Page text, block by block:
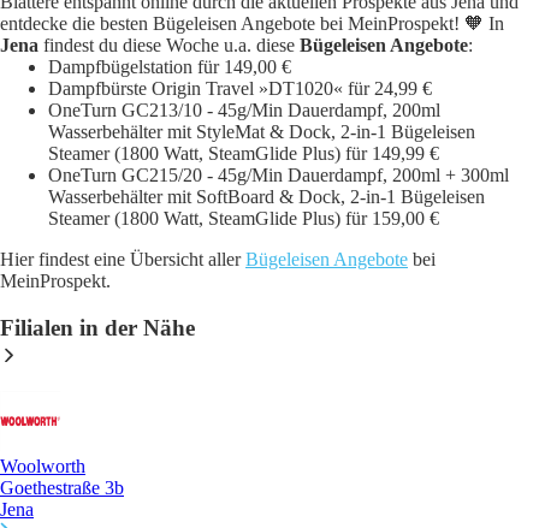
entdecke die besten Bügeleisen Angebote bei MeinProspekt! 🧡 In
Jena findest du diese Woche u.a. diese Bügeleisen Angebote:
Dampfbügelstation für 149,00 €
Dampfbürste Origin Travel »DT1020« für 24,99 €
OneTurn GC213/10 - 45g/Min Dauerdampf, 200ml
Wasserbehälter mit StyleMat & Dock, 2-in-1 Bügeleisen
Steamer (1800 Watt, SteamGlide Plus) für 149,99 €
OneTurn GC215/20 - 45g/Min Dauerdampf, 200ml + 300ml
Wasserbehälter mit SoftBoard & Dock, 2-in-1 Bügeleisen
Steamer (1800 Watt, SteamGlide Plus) für 159,00 €
Hier findest eine Übersicht allerBügeleisen Angebote bei
MeinProspekt.
Filialen in der Nähe
Woolworth
Goethestraße 3b
Jena